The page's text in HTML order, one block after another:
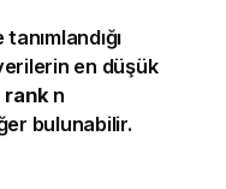
en düşük
rankn
bulunabilir.